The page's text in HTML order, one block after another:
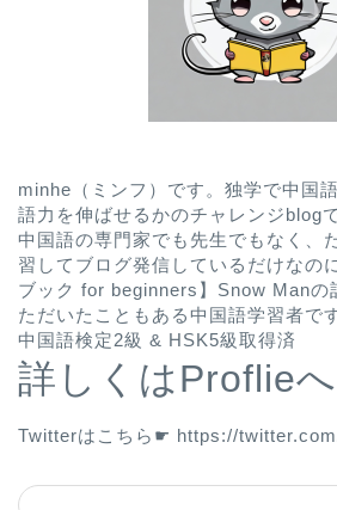
minhe（ミンフ）です。独学で中国
語力を伸ばせるかのチャレンジblogで
中国語の専門家でも先生でもなく、
習してブログ発信しているだけなのに
ブック for beginners】Snow Manの
ただいたこともある中国語学習者です
中国語検定2級 & HSK5級取得済
詳しくはProflieへ
Twitterはこちら☛ https://